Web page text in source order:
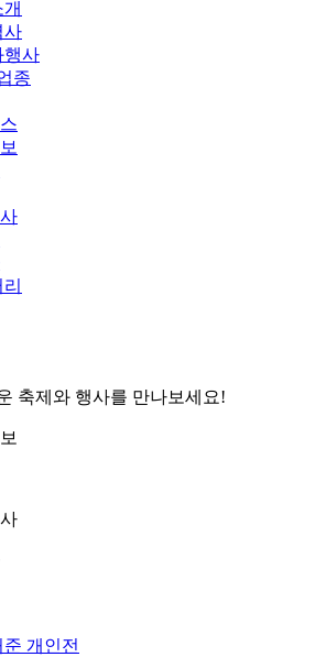
사
행사
종
축제와 행사를 만나보세요!
준 개인전